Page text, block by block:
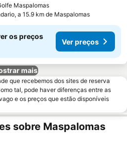
MaspalomasVer preços
a 15.9 km de Maspalomas
os preços
Ver preços
mais
que recebemos dos sites de reserva
tal, pode haver diferenças entre as
e os preços que estão disponíveis
sobre Maspalomas